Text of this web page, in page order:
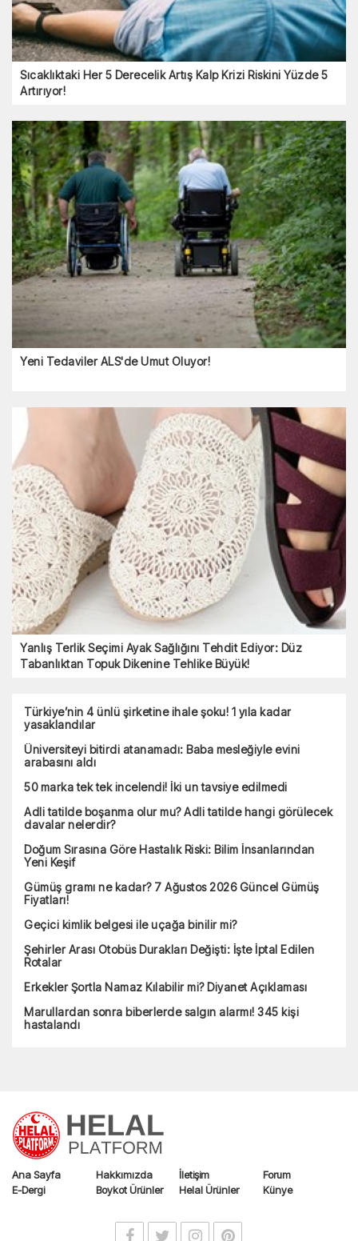
Sıcaklıktaki Her 5 Derecelik Artış Kalp Krizi Riskini Yüzde 5
Artırıyor!
Yeni Tedaviler ALS'de Umut Oluyor!
Yanlış Terlik Seçimi Ayak Sağlığını Tehdit Ediyor: Düz
Tabanlıktan Topuk Dikenine Tehlike Büyük!
Türkiye’nin 4 ünlü şirketine ihale şoku! 1 yıla kadar
yasaklandılar
Üniversiteyi bitirdi atanamadı: Baba mesleğiyle evini
arabasını aldı
50 marka tek tek incelendi! İki un tavsiye edilmedi
Adli tatilde boşanma olur mu? Adli tatilde hangi görülecek
davalar nelerdir?
Doğum Sırasına Göre Hastalık Riski: Bilim İnsanlarından
Yeni Keşif
Gümüş gramı ne kadar? 7 Ağustos 2026 Güncel Gümüş
Fiyatları!
Geçici kimlik belgesi ile uçağa binilir mi?
Şehirler Arası Otobüs Durakları Değişti: İşte İptal Edilen
Rotalar
Erkekler Şortla Namaz Kılabilir mi? Diyanet Açıklaması
Marullardan sonra biberlerde salgın alarmı! 345 kişi
hastalandı
Ana Sayfa Hakkımızda İletişim
Forum
E-Dergi
Boykot Ürünler Helal Ürünler Künye